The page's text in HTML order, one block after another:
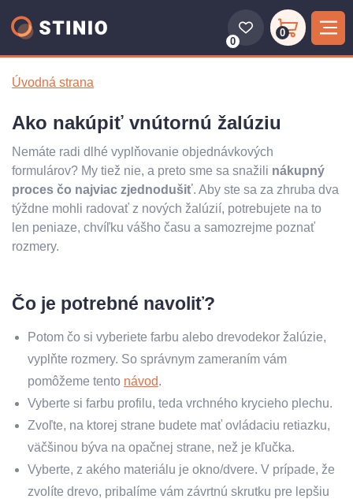
0
0
Úvodná strana
Ako nakúpiť vnútornú žalúziu
Nemáte radi dlhé vyplňovanie objednávkových
formulárov? My tiež nie, a preto sme sa snažili nákupný
proces čo najviac zjednodušiť. Aby ste sa za zhruba dva
týždne mohli radovať z nových žalúzií, potrebujete na to
len peniaze, chvíľku vášho času a samozrejme poznať
rozmery.
Čo je potrebné navoliť?
Potom čo si vyberiete farbu alebo drevodekor žalúzie,
vyplňte rozmery. So správnym zameraním vám
pomôžeme tento návod.
Vyberte si farbu profilu, teda vrchného krycieho plechu.
Zvoľte, na ktorej strane budete mať ovládaciu retiazku,
väčšinou býva na opačnej strane, než je kľučka.
Vyberte, z akého materiálu je okno/dvere. V prípade, že
zvolíte drevo, pribalíme vám závrtnú skrutku pre lepšiu